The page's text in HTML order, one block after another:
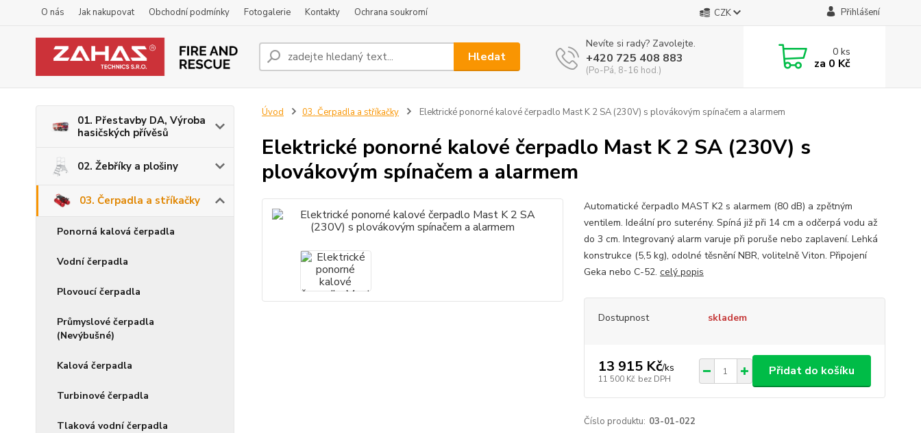
O nás Jak nakupovat Obchodní podmínky Fotogalerie Kontakty Ochrana soukromí CZK Přihlášení
Hledat
Nevíte si rady? Zavolejte.
+420 725 408 883
(Po-Pá, 8-16 hod.)
0ks
za 0 Kč
01. Přestavby DA, Výroba
hasičských přívěsů
02. Žebříky a plošiny
03. Čerpadla a stříkačky
Ponorná kalová čerpadla
Vodní čerpadla
Plovoucí čerpadla
Průmyslové čerpadla
(Nevýbušné)
Kalová čerpadla
Turbinové čerpadla
Tlaková vodní čerpadla
Úvod 03. Čerpadla a stříkačky Elektrické ponorné kalové čerpadlo Mast K 2 SA (230V) s plovákovým spínačem a alarmem
Elektrické ponorné kalové čerpadlo Mast K 2 SA (230V) s
plovákovým spínačem a alarmem
Automatické čerpadlo MAST K2 s alarmem (80 dB) a zpětným
ventilem. Ideální pro suterény. Spíná již při 14 cm a odčerpá vodu až
do 3 cm. Integrovaný alarm varuje při poruše nebo zaplavení. Lehká
konstrukce (5,5 kg), odolné těsnění NBR, volitelně Viton. Připojení
Geka nebo C-52. celý popis
Dostupnost skladem
13 915 Kč/ks
11 500 Kč bez DPH
Přidat do košíku
Číslo produktu: 03-01-022